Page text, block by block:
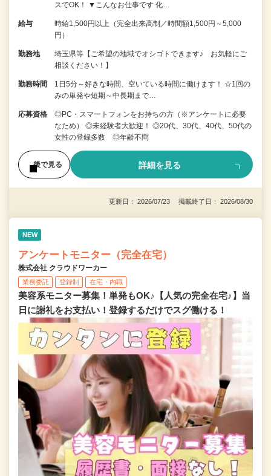
スでOK！ ▼こんなお仕事です 化…
給与
時給1,500円以上（完全出来高制／時間額1,500円～5,000
円）
勤務地
埼玉県等【ご希望の地域でオシゴトできます♪ お気軽にご
相談ください！】
勤務時間
1日5分～好きな時間、空いている時間に働けます！ ☆1回の
みの単発や短期～中長期まで…
応募資格
◎PC・スマートフォンをお持ちの方（※アンケートに必要
なため） ◎未経験者大歓迎！ ◎20代、30代、40代、50代の
女性の登録多数 ◎年齢不問
後で見る 詳細を見る
更新日： 2026/07/23 掲載終了日： 2026/08/30
NEW
アンケートモニター（完全在宅）
株式会社 クラウドワーカー
業務委託 登録制 在宅・内職
美容系モニター募集！単発もOK♪【人気の完全在宅♪】当
日に謝礼をお支払い！登録するだけでスグ働ける！